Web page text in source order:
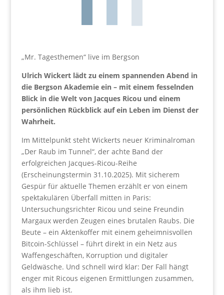
„Mr. Tagesthemen“ live im Bergson
Ulrich Wickert lädt zu einem spannenden Abend in
die Bergson Akademie ein – mit einem fesselnden
Blick in die Welt von Jacques Ricou und einem
persönlichen Rückblick auf ein Leben im Dienst der
Wahrheit.
Im Mittelpunkt steht Wickerts neuer Kriminalroman
„Der Raub im Tunnel“, der achte Band der
erfolgreichen Jacques-Ricou-Reihe
(Erscheinungstermin 31.10.2025). Mit sicherem
Gespür für aktuelle Themen erzählt er von einem
spektakulären Überfall mitten in Paris:
Untersuchungsrichter Ricou und seine Freundin
Margaux werden Zeugen eines brutalen Raubs. Die
Beute – ein Aktenkoffer mit einem geheimnisvollen
Bitcoin-Schlüssel – führt direkt in ein Netz aus
Waffengeschäften, Korruption und digitaler
Geldwäsche. Und schnell wird klar: Der Fall hängt
enger mit Ricous eigenen Ermittlungen zusammen,
als ihm lieb ist.